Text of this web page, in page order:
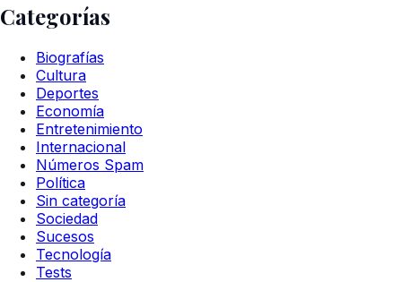
Categorías
Biografías
Cultura
Deportes
Economía
Entretenimiento
Internacional
Números Spam
Política
Sin categoría
Sociedad
Sucesos
Tecnología
Tests